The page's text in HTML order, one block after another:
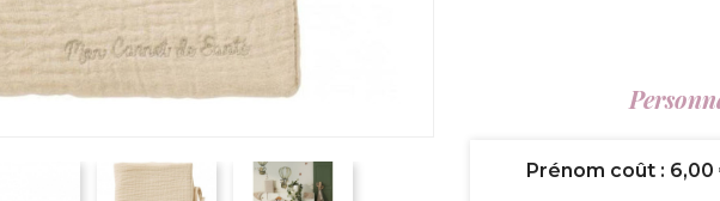
Prénom coût : 6,00